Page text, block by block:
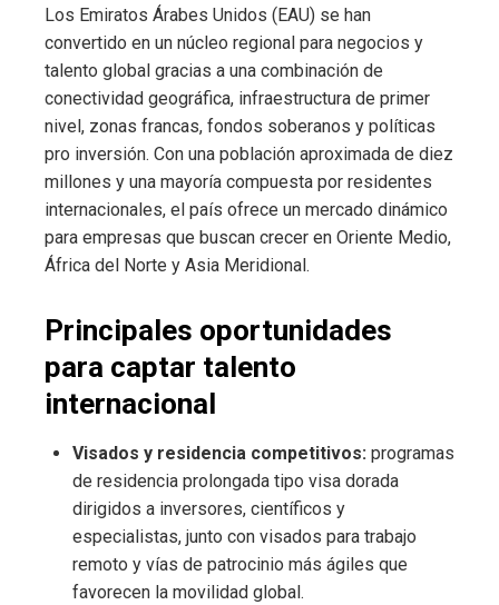
Los Emiratos Árabes Unidos (EAU) se han
convertido en un núcleo regional para negocios y
talento global gracias a una combinación de
conectividad geográfica, infraestructura de primer
nivel, zonas francas, fondos soberanos y políticas
pro inversión. Con una población aproximada de diez
millones y una mayoría compuesta por residentes
internacionales, el país ofrece un mercado dinámico
para empresas que buscan crecer en Oriente Medio,
África del Norte y Asia Meridional.
Principales oportunidades
para captar talento
internacional
Visados y residencia competitivos: programas
de residencia prolongada tipo visa dorada
dirigidos a inversores, científicos y
especialistas, junto con visados para trabajo
remoto y vías de patrocinio más ágiles que
favorecen la movilidad global.